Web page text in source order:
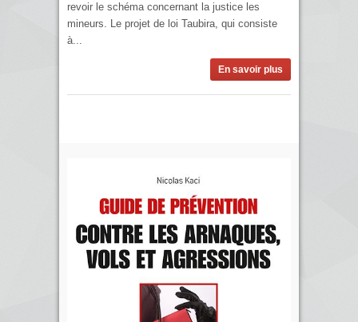
revoir le schéma concernant la justice les
mineurs. Le projet de loi Taubira, qui consiste
à...
En savoir plus